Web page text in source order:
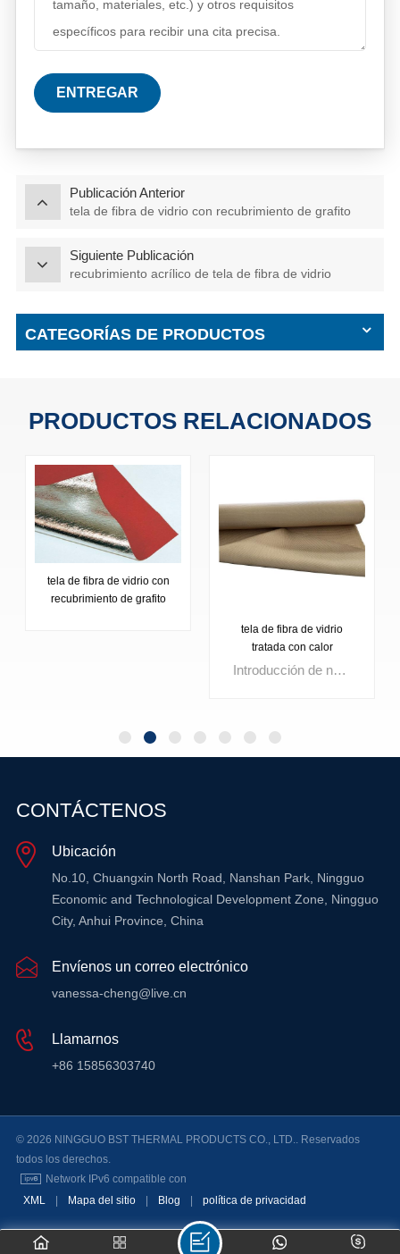
ENTREGAR
Publicación Anterior
tela de fibra de vidrio con recubrimiento de grafito
Siguiente Publicación
recubrimiento acrílico de tela de fibra de vidrio
CATEGORÍAS DE PRODUCTOS
PRODUCTOS RELACIONADOS
tela de fibra de vidrio con
recubrimiento de grafito
tela de fibra de vidrio
tratada con calor
Introducción de nuestra tela de fibra de vidrio tratada con calor: diseñada para una gestión de calor superior en entornos industriales Con una durabilidad y flexibilidad excepcionales, es la solución ideal para aislar maquinaria y equipo Confía en nuestra artesanía de calidad para un rendimiento térmico inigualable Descubre la diferencia hoy.
CONTÁCTENOS
Ubicación
No.10, Chuangxin North Road, Nanshan Park, Ningguo
Economic and Technological Development Zone, Ningguo
City, Anhui Province, China
Envíenos un correo electrónico
vanessa-cheng@live.cn
Llamarnos
+86 15856303740
© 2026 NINGGUO BST THERMAL PRODUCTS CO., LTD.. Reservados
todos los derechos.
Network IPv6 compatible con
XML
Mapa del sitio Blog política de privacidad